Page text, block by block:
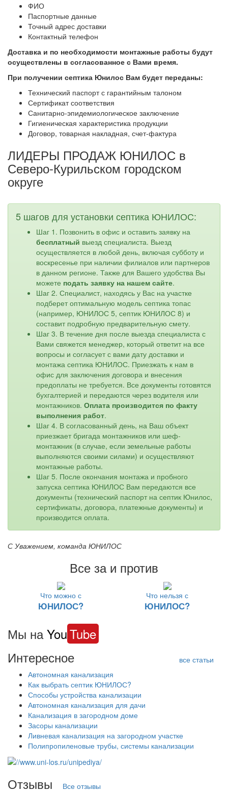
ФИО
Паспортные данные
Точный адрес доставки
Контактный телефон
Доставка и по необходимости монтажные работы будут
осуществлены в согласованное с Вами время.
При получении септика Юнилос Вам будет переданы:
Технический паспорт с гарантийным талоном
Сертификат соответствия
Санитарно-эпидемиологическое заключение
Гигиеническая характеристика продукции
Договор, товарная накладная, счет-фактура
ЛИДЕРЫ ПРОДАЖ ЮНИЛОС в
Северо-Курильском городском
округе
5 шагов для установки септика ЮНИЛОС:
Шаг 1. Позвонить в офис и оставить заявку на
бесплатный выезд специалиста. Выезд
осуществляется в любой день, включая субботу и
воскресенье при наличии филиалов или партнеров
в данном регионе. Также для Вашего удобства Вы
можете подать заявку на нашем сайте.
Шаг 2. Специалист, находясь у Вас на участке
подберет оптимальную модель септика топас
(например, ЮНИЛОС 5, септик ЮНИЛОС 8) и
составит подробную предварительную смету.
Шаг 3. В течение дня после выезда специалиста с
Вами свяжется менеджер, который ответит на все
вопросы и согласует с вами дату доставки и
монтажа септика ЮНИЛОС. Приезжать к нам в
офис для заключения договора и внесения
предоплаты не требуется. Все документы готовятся
бухгалтерией и передаются через водителя или
монтажников. Оплата производится по факту
выполнения работ.
Шаг 4. В согласованный день, на Ваш объект
приезжает бригада монтажников или шеф-
монтажник (в случае, если земельные работы
выполняются своими силами) и осуществляют
монтажные работы.
Шаг 5. После окончания монтажа и пробного
запуска септика ЮНИЛОС Вам передаются все
документы (технический паспорт на септик Юнилос,
сертификаты, договора, платежные документы) и
производится оплата.
С Уважением, команда ЮНИЛОС
Все за и против
Что можно с
ЮНИЛОС?
Что нельзя с
ЮНИЛОС?
Мы наYouTube
все статьи
Интересное
Автономная канализация
Как выбрать септик ЮНИЛОС?
Способы устройства канализации
Автономная канализация для дачи
Канализация в загородном доме
Засоры канализации
Ливневая канализация на загородном участке
Полипропиленовые трубы, системы канализации
Отзывы Все отзывы